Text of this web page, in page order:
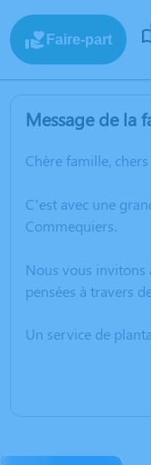
Faire-part
Message de la
Chère famille,
C’est avec une
Commequiers.
Nous vous invitons
pensées à travers
Un service de